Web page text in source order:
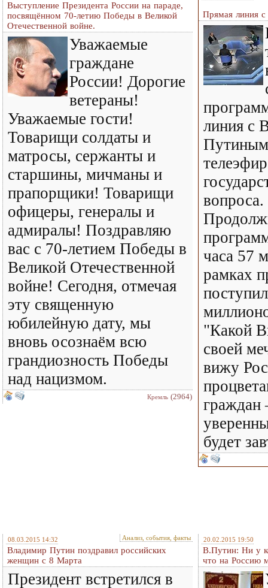
Выступление Президента России на параде,
посвящённом 70-летию Победы в Великой
Отечественной войне.
Уважаемые
граждане
России! Дорогие
ветераны!
Уважаемые гости!
Товарищи солдаты и
матросы, сержанты и
старшины, мичманы и
прапорщики! Товарищи
офицеры, генералы и
адмиралы! Поздравляю
вас с 70-летием Победы в
Великой Отечественной
войне! Сегодня, отмечая
эту священную
юбилейную дату, мы
вновь осознаём всю
грандиозность Победы
над нацизмом.
Кремль (2964)
Прямая линия
линия с
вопроса.
часа 57
рамках
"Какой
своей
вижу
граждан
будет
08.03.2015 14:32 Анализ, события, факты
Владимир Путин поздравил российских
женщин с 8 Марта
Президент встретился в
20.02.2015 19:50
В.Путин: Ни у
что на Россию